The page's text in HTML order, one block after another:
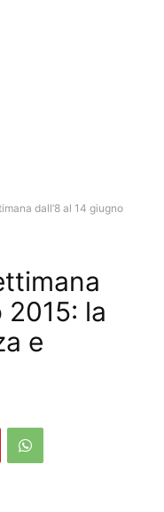
dall’8 al 14 giugno
2015: la
e